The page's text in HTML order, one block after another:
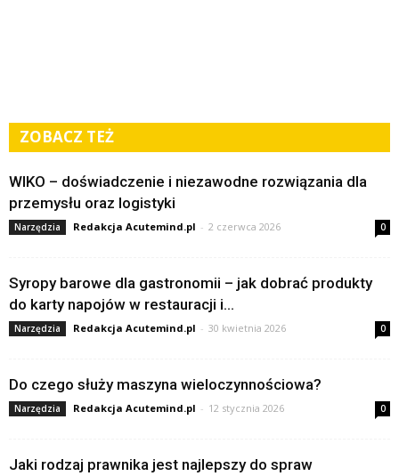
ZOBACZ TEŻ
WIKO – doświadczenie i niezawodne rozwiązania dla
przemysłu oraz logistyki
Narzędzia Redakcja Acutemind.pl - 2 czerwca 2026 0
Syropy barowe dla gastronomii – jak dobrać produkty
do karty napojów w restauracji i...
Narzędzia Redakcja Acutemind.pl - 30 kwietnia 2026 0
Do czego służy maszyna wieloczynnościowa?
Narzędzia Redakcja Acutemind.pl - 12 stycznia 2026 0
Jaki rodzaj prawnika jest najlepszy do spraw